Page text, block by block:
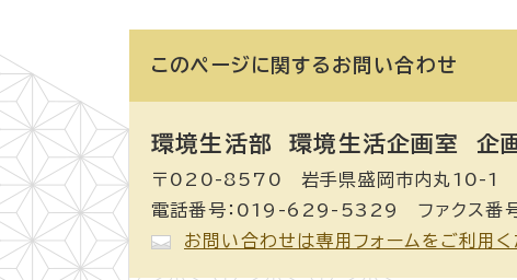
このページに関する お問い合わせ
環境生活部 環境生活企画室 企
〒020-8570 岩手県盛岡市内丸10-1
電話番号：019-629-5329 ファクス
お問い合わせは専用フォームをご利用く